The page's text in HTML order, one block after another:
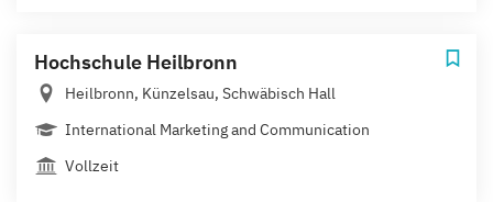
Hochschule Heilbronn
Heilbronn, Künzelsau, Schwäbisch Hall
International Marketing and Communication
Vollzeit